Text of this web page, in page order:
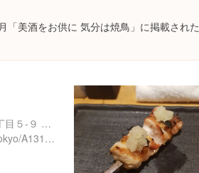
「美酒をお供に 気分は焼鳥」に掲載された
東京都台東区雷門１丁目５-９ いさよビル
https://tabelog.com/tokyo/A1311/A131102/13172840/